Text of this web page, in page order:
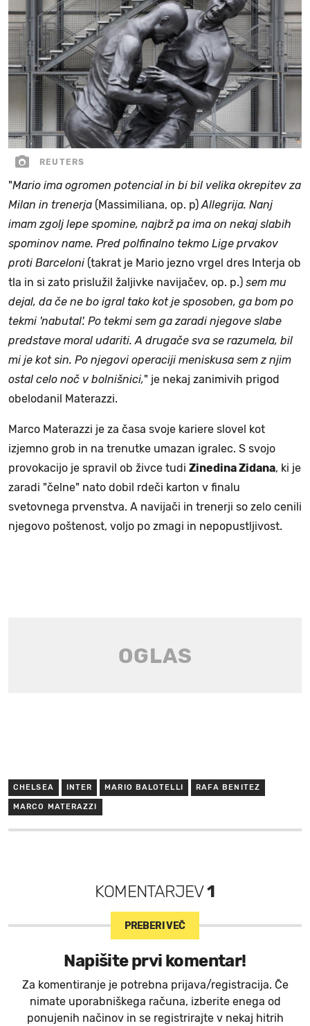
REUTERS
"Mario ima ogromen potencial in bi bil velika okrepitev za
Milan in trenerja (Massimiliana, op. p)Allegrija. Nanj
imam zgolj lepe spomine, najbrž pa ima on nekaj slabih
spominov name. Pred polfinalno tekmo Lige prvakov
proti Barceloni (takrat je Mario jezno vrgel dres Interja ob
tla in si zato prislužil žaljivke navijačev, op. p.) sem mu
dejal, da če ne bo igral tako kot je sposoben, ga bom po
tekmi 'nabutal'. Po tekmi sem ga zaradi njegove slabe
predstave moral udariti. A drugače sva se razumela, bil
mi je kot sin. Po njegovi operaciji meniskusa sem z njim
ostal celo noč v bolnišnici," je nekaj zanimivih prigod
obelodanil Materazzi.
Marco Materazzi je za časa svoje kariere slovel kot
izjemno grob in na trenutke umazan igralec. S svojo
provokacijo je spravil ob živce tudi Zinedina Zidana, ki je
zaradi "čelne" nato dobil rdeči karton v finalu
svetovnega prvenstva. A navijači in trenerji so zelo cenili
njegovo poštenost, voljo po zmagi in nepopustljivost.
CHELSEA INTER MARIO BALOTELLI RAFA BENITEZ
MARCO MATERAZZI
KOMENTARJEV1
PREBERI VEČ
Napišite prvi komentar!
Za komentiranje je potrebna prijava/registracija. Če
nimate uporabniškega računa, izberite enega od
ponujenih načinov in se registrirajte v nekaj hitrih